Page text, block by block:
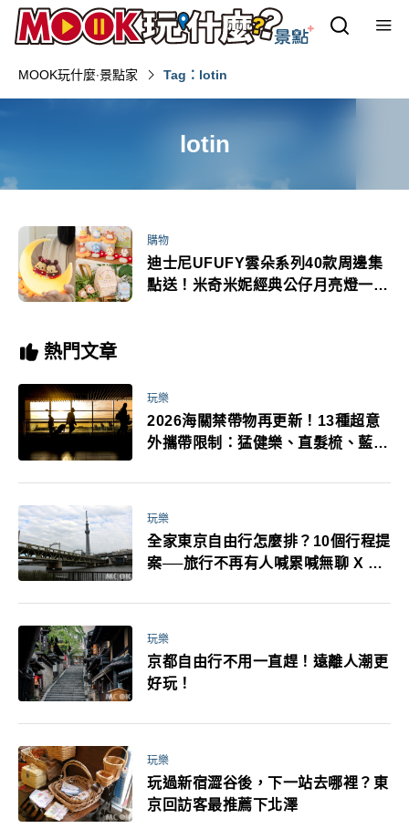
MOOK玩什麼‧景點家 Tag：lotin
lotin
購物
迪士尼UFUFY雲朵系列40款周邊集
點送！米奇米妮經典公仔月亮燈一次
熱門文章
玩樂
2026海關禁帶物再更新！13種超意
外攜帶限制：猛健樂、直髮梳、藍牙
萬！注意事項一次看！
玩樂
全家東京自由行怎麼排？10個行程提
案──旅行不再有人喊累喊無聊 X 爸
玩樂
京都自由行不用一直趕！遠離人潮更
好玩！
玩樂
玩過新宿澀谷後，下一站去哪裡？東
京回訪客最推薦下北澤